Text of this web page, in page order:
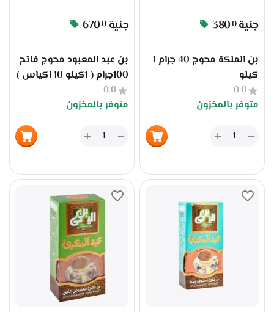
3800 جنية
بن الملكة محوج 40 جرام 1
كيلو
0.0
متوفر بالمخزون
+ −
6700 جنية
بن عبد المعبود محوج فاتح
100جرام ( 1كيلو 10 اكياس )
0.0
متوفر بالمخزون
+ −